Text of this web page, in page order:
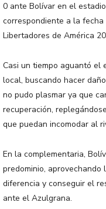
0 ante Bolívar en el
correspondiente a la
Libertadores de América
Casi un tiempo aguantó el
local, buscando hacer
no pudo plasmar ya que
recuperación,
que puedan incomodar al
En la complementaria,
predominio,
diferencia y conseguir el
ante el Azulgrana.